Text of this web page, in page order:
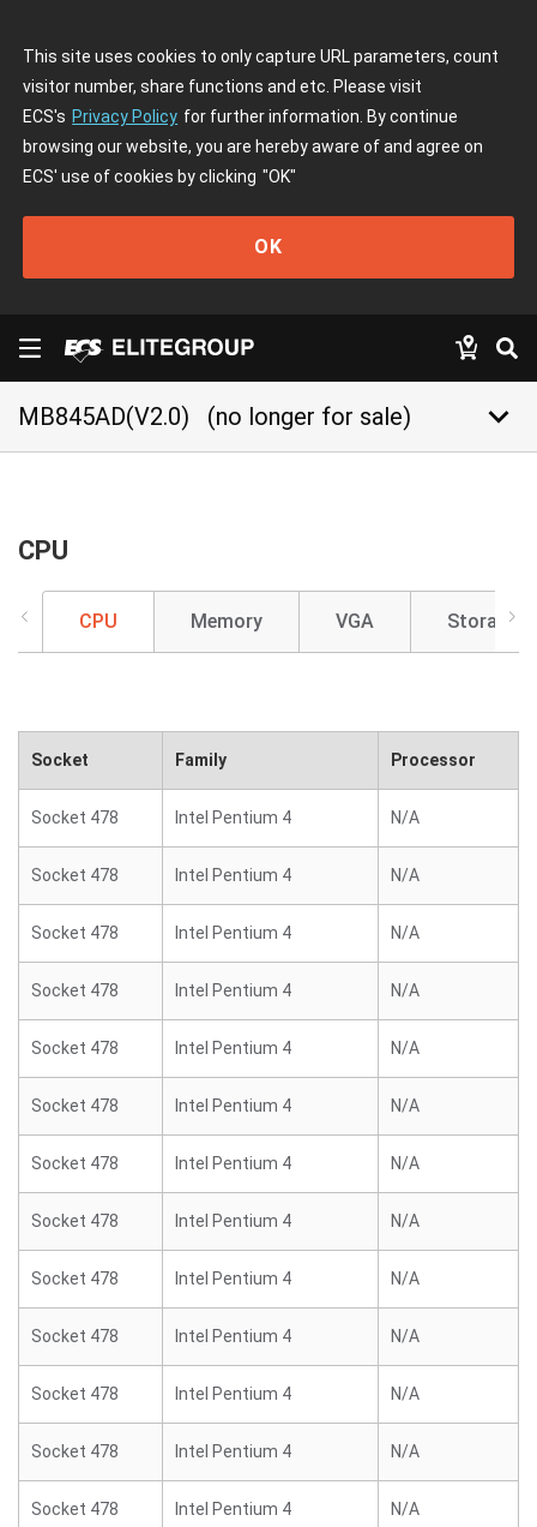
This site uses cookies to only capture URL parameters, count
visitor number, share functions and etc. Please visit
ECS's Privacy Policy for further information. By continue
browsing our website, you are hereby aware of and agree on
ECS' use of cookies by clicking "OK"
OK
MB845AD(V2.0) (no longer for sale) keyboard_arrow_down
CPU
CPU Memory VGA Storage
Socket Family Processor
Socket 478 Intel Pentium 4 N/A
Socket 478 Intel Pentium 4 N/A
Socket 478 Intel Pentium 4 N/A
Socket 478 Intel Pentium 4 N/A
Socket 478 Intel Pentium 4 N/A
Socket 478 Intel Pentium 4 N/A
Socket 478 Intel Pentium 4 N/A
Socket 478 Intel Pentium 4 N/A
Socket 478 Intel Pentium 4 N/A
Socket 478 Intel Pentium 4 N/A
Socket 478 Intel Pentium 4 N/A
Socket 478 Intel Pentium 4 N/A
Socket 478 Intel Pentium 4 N/A